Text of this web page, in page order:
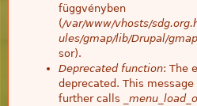
függvényben
(/var/www/vhosts/
ules/gmap/lib/Drupal/
sor).
Deprecated function: The
deprecated. This
further calls